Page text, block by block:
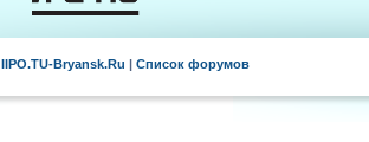
IIPO.TU-Bryansk.Ru | Список форумов